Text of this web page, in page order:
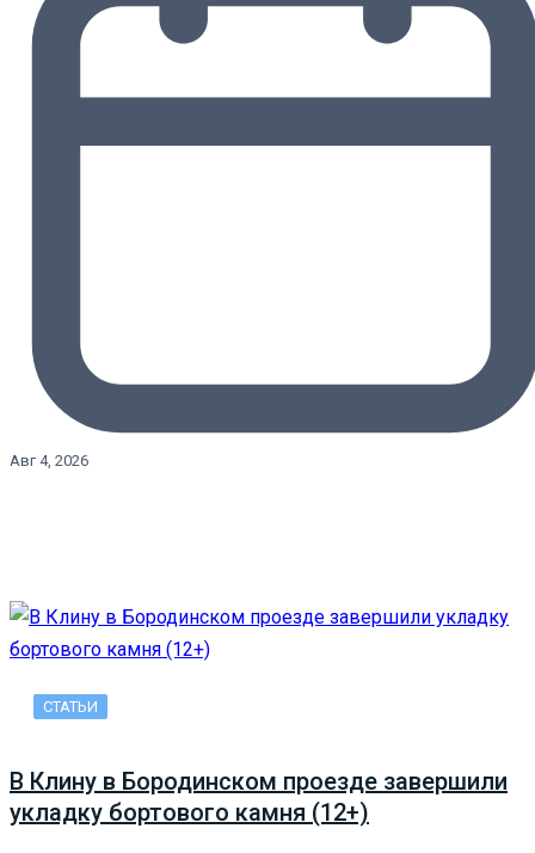
Авг 4, 2026
СТАТЬИ
В Клину в Бородинском проезде завершили
укладку бортового камня (12+)